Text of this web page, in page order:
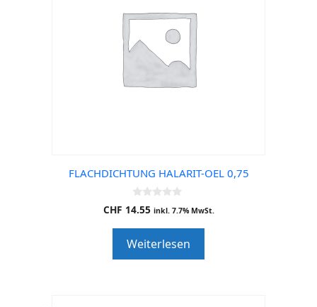
FLACHDICHTUNG HALARIT-OEL 0,75
0
o
o
f
5
CHF 14.55 inkl. 7.7% MwSt.
Weiterlesen